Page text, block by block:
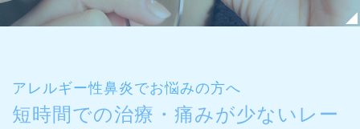
アレルギー性鼻炎でお悩みの方へ
短時間での治療・痛みが少ないレー